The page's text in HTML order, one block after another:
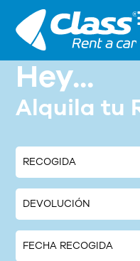
Hey...
Alquila tu
RECOGIDA
DEVOLUCIÓN
FECHA RECOGIDA